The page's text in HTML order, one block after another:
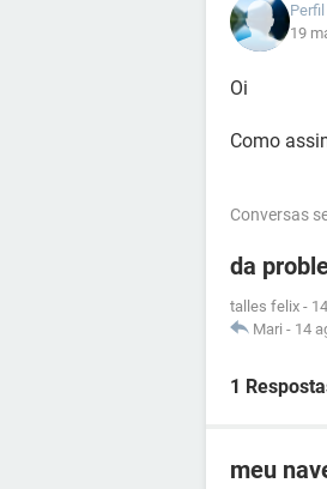
19
Oi
Como
Conversas
da
talles felix -
Mari - 14
1
meu